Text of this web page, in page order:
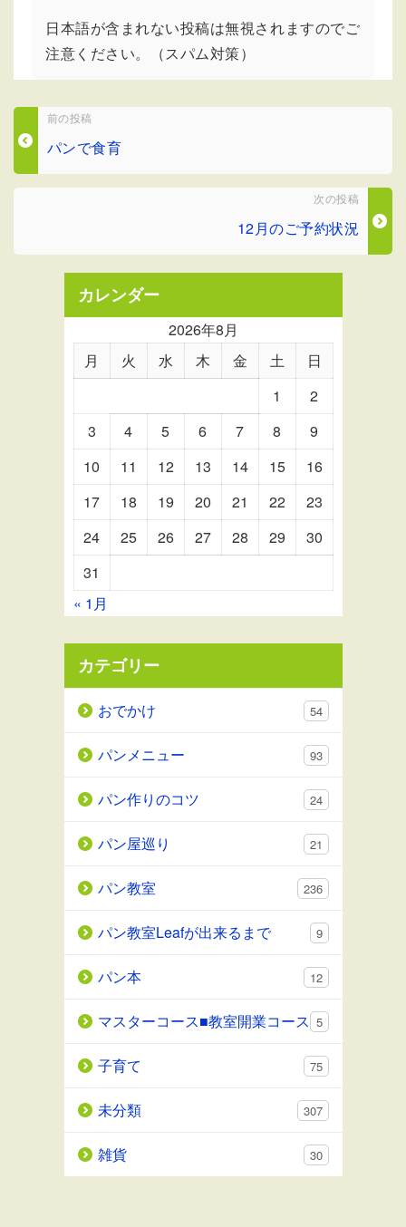
日本語が含まれない投稿は無視されますのでご
注意ください。（スパム対策）
前の投稿
パンで食育
次の投稿
12月のご予約状況
カレンダー
2026年8月
月
火 水 木 金 土
日
1
2
3
4 5 6 7 8
9
10
11 12 13 14 15
16
17
18 19 20 21 22
23
24
25 26 27 28 29
30
31
« 1月
カテゴリー
おでかけ 54
パンメニュー 93
パン作りのコツ 24
パン屋巡り 21
パン教室 236
パン教室Leafが出来るまで 9
パン本 12
マスターコース■教室開業コース 5
子育て 75
未分類 307
雑貨 30